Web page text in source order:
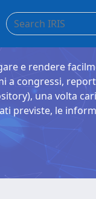
e rendere
a congressi,
una volta
previste, le